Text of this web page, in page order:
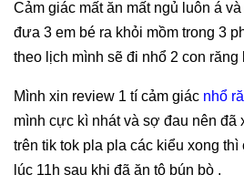
Cảm giác mất ăn mất ngủ luôn á
đưa 3 em bé ra khỏi mồm trong 3
theo lịch mình sẽ đi nhổ 2 con răng
Mình xin review 1 tí cảm giác nhổ
mình cực kì nhát và sợ đau nên đã
trên tik tok pla pla các kiểu xong
lúc 11h sau khi đã ăn tô bún bò .